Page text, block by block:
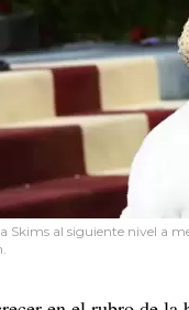
Skims al siguiente nivel a